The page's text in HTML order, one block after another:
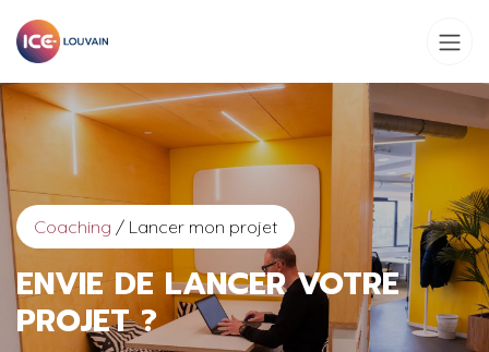
Coaching / Lancer mon projet
ENVIE DE LANCER VOTRE
PROJET ?